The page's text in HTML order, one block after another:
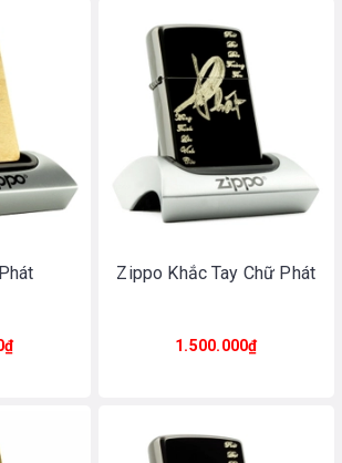
Zippo Khắc Tay Chữ Phát
1.500.000₫